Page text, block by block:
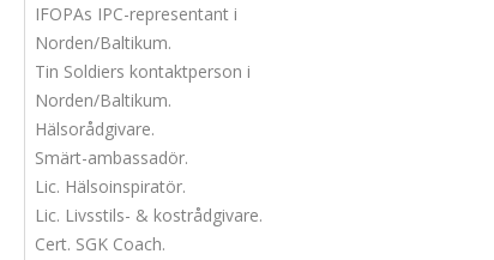
IFOPAs IPC-representant i
Norden/Baltikum.
Tin Soldiers kontaktperson i
Norden/Baltikum.
Hälsorådgivare.
Smärt-ambassadör.
Lic. Hälsoinspiratör.
Lic. Livsstils- & kostrådgivare.
Cert. SGK Coach.